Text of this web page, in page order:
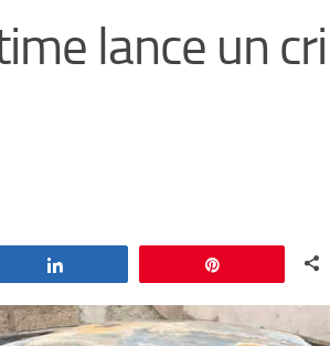
lance un cri